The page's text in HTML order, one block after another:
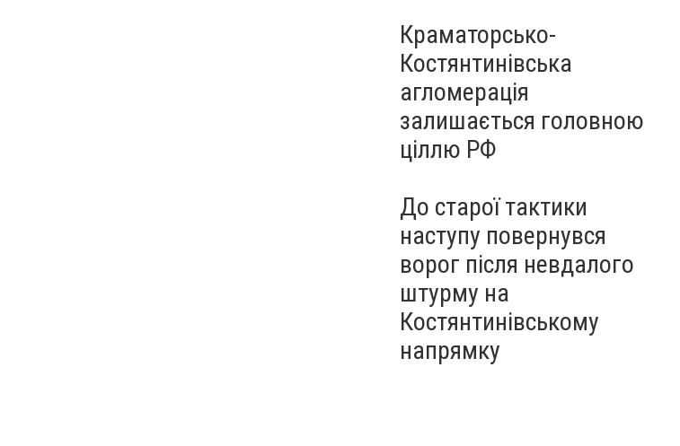
Краматорсько-
Костянтинівська
агломерація
залишається головною
ціллю РФ
До старої тактики
наступу повернувся
ворог після невдалого
штурму на
Костянтинівському
напрямку